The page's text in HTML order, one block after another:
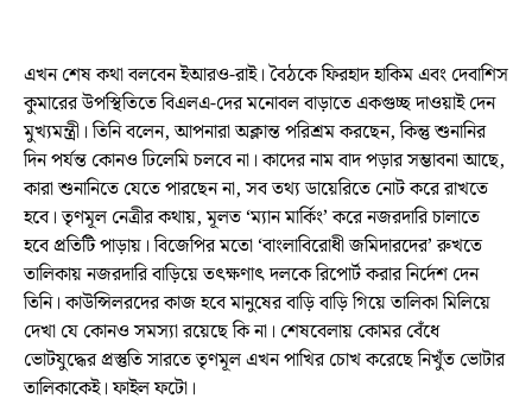
এখন শেষ কথা বলবেন ইআরও-রাই। বৈঠকে ফিরহাদ হাকিম এবং দেবাশিস
কুমারের উপস্থিতিতে বিএলএ-দের মনোবল বাড়াতে একগুচ্ছ দাওয়াই দেন
মুখ্যমন্ত্রী। তিনি বলেন, আপনারা অক্লান্ত পরিশ্রম করছেন, কিন্তু শুনানির
দিন পর্যন্ত কোনও ঢিলেমি চলবে না। কাদের নাম বাদ পড়ার সম্ভাবনা আছে,
কারা শুনানিতে যেতে পারছেন না, সব তথ্য ডায়েরিতে নোট করে রাখতে
হবে। তৃণমূল নেত্রীর কথায়, মূলত ‘ম্যান মার্কিং’ করে নজরদারি চালাতে
হবে প্রতিটি পাড়ায়। বিজেপির মতো ‘বাংলাবিরোধী জমিদারদের’ রুখতে
তালিকায় নজরদারি বাড়িয়ে তৎক্ষণাৎ দলকে রিপোর্ট করার নির্দেশ দেন
তিনি। কাউন্সিলরদের কাজ হবে মানুষের বাড়ি বাড়ি গিয়ে তালিকা মিলিয়ে
দেখা যে কোনও সমস্যা রয়েছে কি না। শেষবেলায় কোমর বেঁধে
ভোটযুদ্ধের প্রস্তুতি সারতে তৃণমূল এখন পাখির চোখ করেছে নিখুঁত ভোটার
তালিকাকেই। ফাইল ফটো।